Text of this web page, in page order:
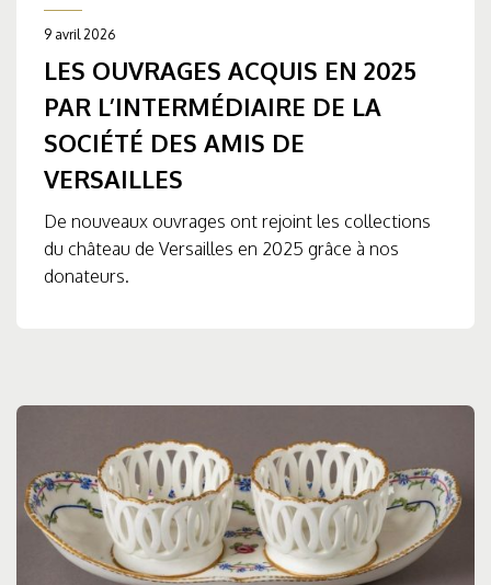
9 avril 2026
LES OUVRAGES ACQUIS EN 2025
PAR L’INTERMÉDIAIRE DE LA
SOCIÉTÉ DES AMIS DE
VERSAILLES
De nouveaux ouvrages ont rejoint les collections
du château de Versailles en 2025 grâce à nos
donateurs.